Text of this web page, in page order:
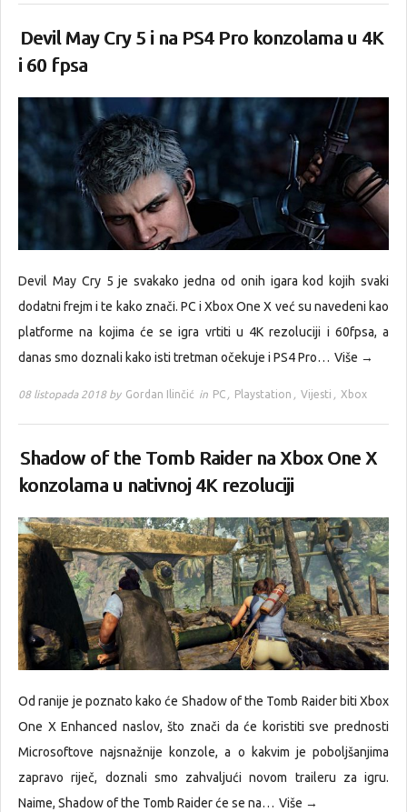
Devil May Cry 5 i na PS4 Pro konzolama u 4K
i 60 fpsa
Devil May Cry 5 je svakako jedna od onih igara kod kojih svaki
dodatni frejm i te kako znači. PC i Xbox One X već su navedeni kao
platforme na kojima će se igra vrtiti u 4K rezoluciji i 60fpsa, a
danas smo doznali kako isti tretman očekuje i PS4 Pro… Više →
08 listopada 2018 by Gordan Ilinčić in PC , Playstation , Vijesti , Xbox
Shadow of the Tomb Raider na Xbox One X
konzolama u nativnoj 4K rezoluciji
Od ranije je poznato kako će Shadow of the Tomb Raider biti Xbox
One X Enhanced naslov, što znači da će koristiti sve prednosti
Microsoftove najsnažnije konzole, a o kakvim je poboljšanjima
zapravo riječ, doznali smo zahvaljući novom traileru za igru.
Naime, Shadow of the Tomb Raider će se na… Više →